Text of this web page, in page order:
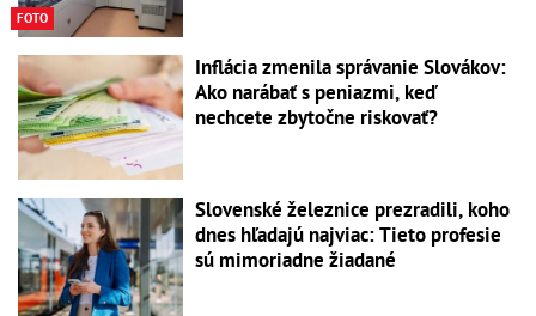
FOTO
Inflácia zmenila správanie Slovákov:
Ako narábať s peniazmi, keď
nechcete zbytočne riskovať?
Slovenské železnice prezradili, koho
dnes hľadajú najviac: Tieto profesie
sú mimoriadne žiadané